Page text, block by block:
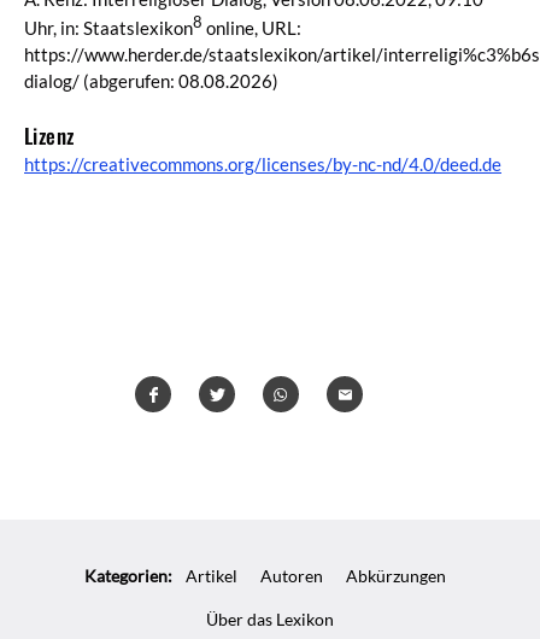
Uhr, in: Staatslexikon8 online, URL:
https://www.herder.de/staatslexikon/artikel/
dialog/ (abgerufen: 08.08.2026)
Lizenz
https://creativecommons.org/licenses/by-nc-nd/4.0/deed.de
InfosKategorien: Artikel Autoren Abkürzungen
Über das Lexikon